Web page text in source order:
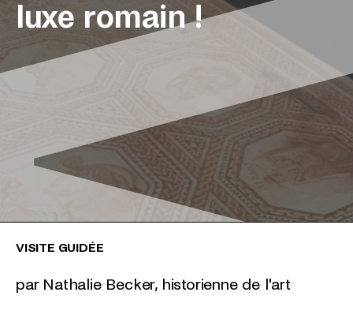
luxe romain !
VISITE GUIDÉE
par Nathalie Becker, historienne de l'art